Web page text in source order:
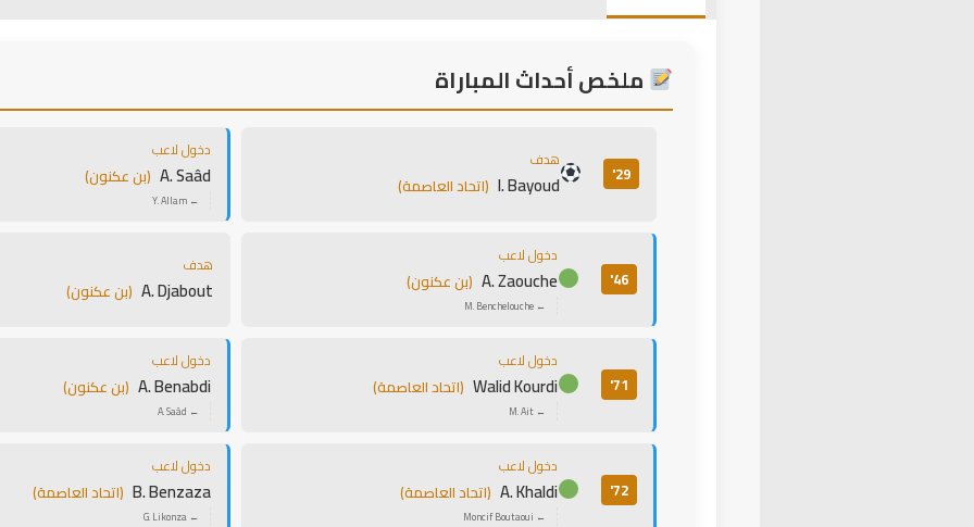
ملخص أحداث المباراة
29'
هدف
I. Bayoud (اتحاد العاصمة)
دخول لاعب
A. Saâd (بن عكنون)
← Y. Allam
46'
دخول لاعب
A. Zaouche (بن عكنون)
← M. Benchelouche
هدف
A. Djabout (بن عكنون)
71'
دخول لاعب
Walid Kourdi (اتحاد العاصمة)
← M. Ait
دخول لاعب
A. Benabdi (بن عكنون)
← A. Saâd
72'
دخول لاعب
A. Khaldi (اتحاد العاصمة)
← Moncif Boutaoui
دخول لاعب
B. Benzaza (اتحاد العاصمة)
← G. Likonza